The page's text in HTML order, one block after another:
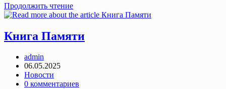
Продолжить чтениеМитинг-
шествие
в
Книга Памяти
Post
author:
admin
Запись
опубликована:
06.05.2025
Post
category:
Новости
Post
0 комментариев